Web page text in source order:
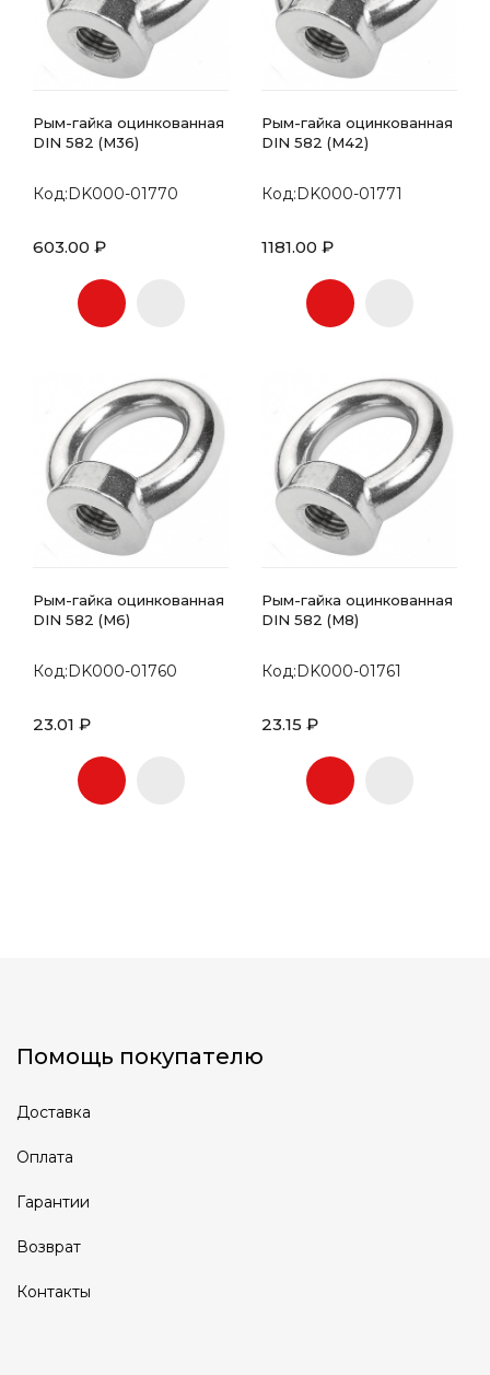
Рым-гайка оцинкованная
DIN 582 (М36)
Код:DK000-01770
603.00 ₽
Рым-гайка оцинкованная
DIN 582 (М42)
Код:DK000-01771
1181.00 ₽
Рым-гайка оцинкованная
DIN 582 (М6)
Код:DK000-01760
23.01 ₽
Рым-гайка оцинкованная
DIN 582 (М8)
Код:DK000-01761
23.15 ₽
Помощь покупателю
Доставка
Оплата
Гарантии
Возврат
Контакты